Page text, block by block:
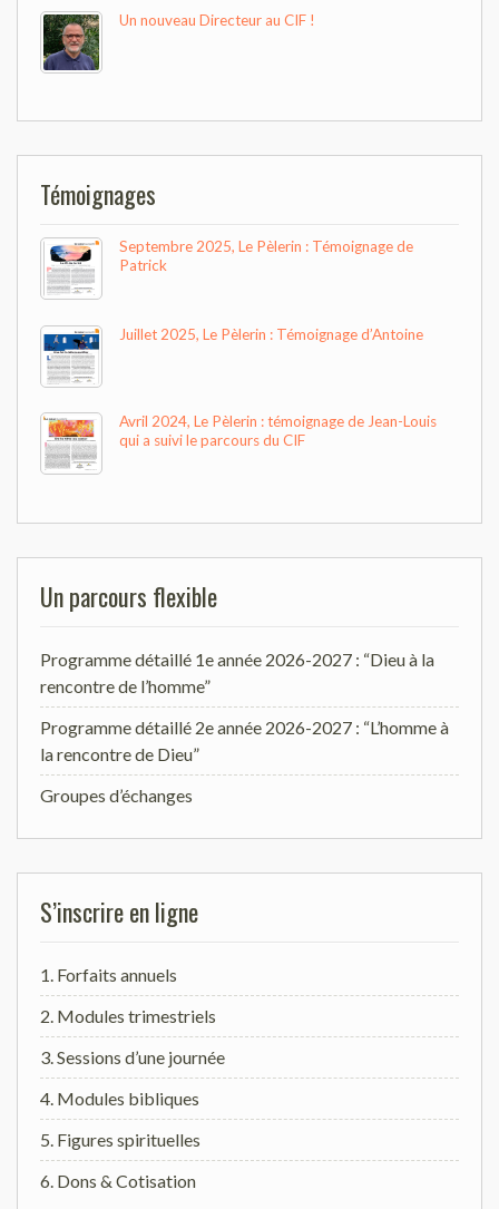
Un nouveau Directeur au CIF !
Témoignages
Septembre 2025, Le Pèlerin : Témoignage de
Patrick
Juillet 2025, Le Pèlerin : Témoignage d’Antoine
Avril 2024, Le Pèlerin : témoignage de Jean-Louis
qui a suivi le parcours du CIF
Un parcours flexible
Programme détaillé 1e année 2026-2027 : “Dieu à la
rencontre de l’homme”
Programme détaillé 2e année 2026-2027 : “L’homme à
la rencontre de Dieu”
Groupes d’échanges
S’inscrire en ligne
1. Forfaits annuels
2. Modules trimestriels
3. Sessions d’une journée
4. Modules bibliques
5. Figures spirituelles
6. Dons & Cotisation